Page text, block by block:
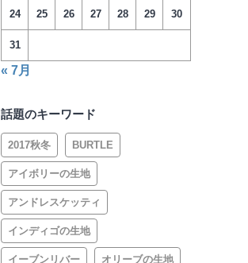
24 25 26 27 28 29 30
31
« 7月
話題のキーワード
2017秋冬 BURTLE
アイボリーの生地
アンドレスケッティ
インディゴの生地
イーブンリバー オリーブの生地